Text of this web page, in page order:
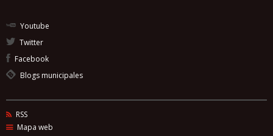
Youtube
Twitter
Facebook
Blogs municipales
RSS
Mapa web